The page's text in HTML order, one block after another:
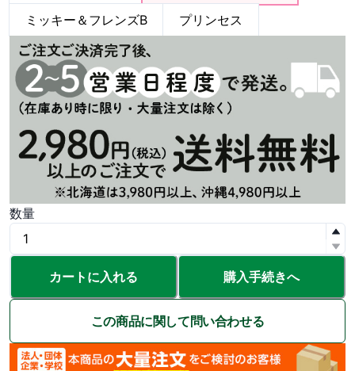
ミッキー＆フレンズB
プリンセス
数量
カートに入れる 購入手続きへ
この商品に関して問い合わせる